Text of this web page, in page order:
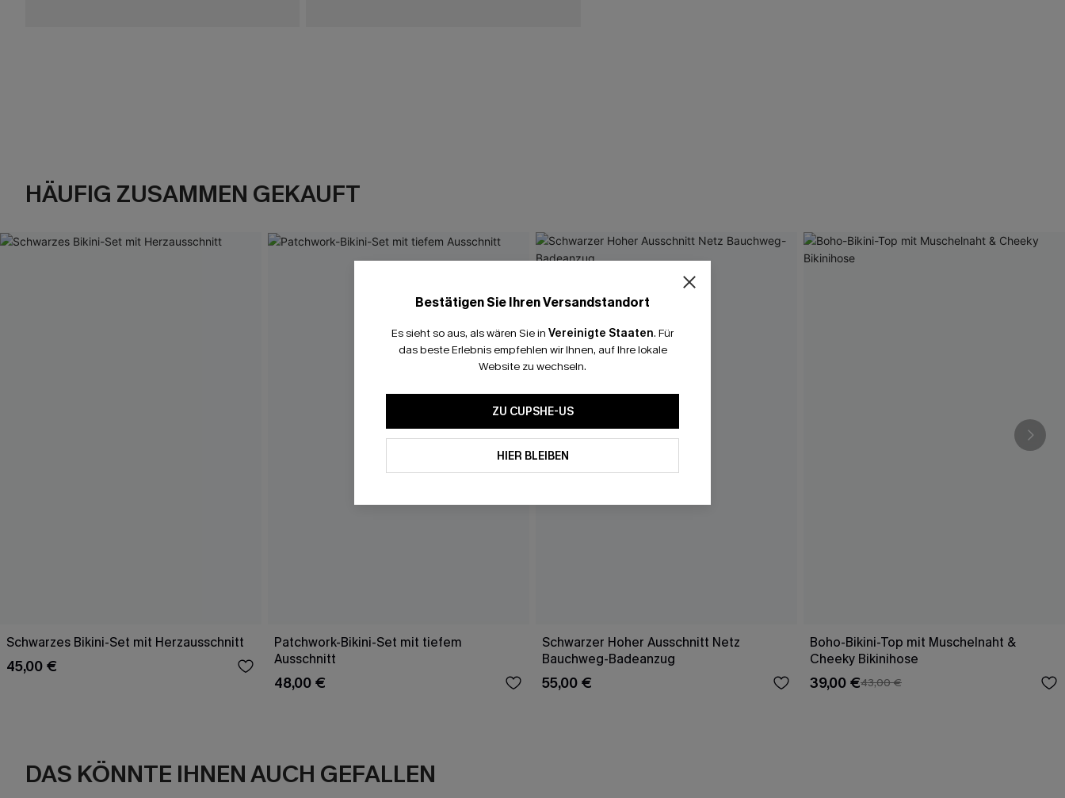
HÄUFIG ZUSAMMEN GEKAUFT
Schwarzes Bikini-Set mit Herzausschnitt
45,00 €
Patchwork-Bikini-Set mit tiefem
Ausschnitt
48,00 €
Schwarzer Hoher Ausschnitt Netz
Bauchweg-Badeanzug
55,00 €
Boho-Bikini-Top mit Muschelnaht &
Cheeky Bikinihose
39,00 €43,00 €
DAS KÖNNTE IHNEN AUCH GEFALLEN
Bestätigen Sie Ihren Versandstandort
Es sieht so aus, als wären Sie in Vereinigte Staaten. Für
das beste Erlebnis empfehlen wir Ihnen, auf Ihre lokale
Website zu wechseln.
ZU CUPSHE-US
HIER BLEIBEN